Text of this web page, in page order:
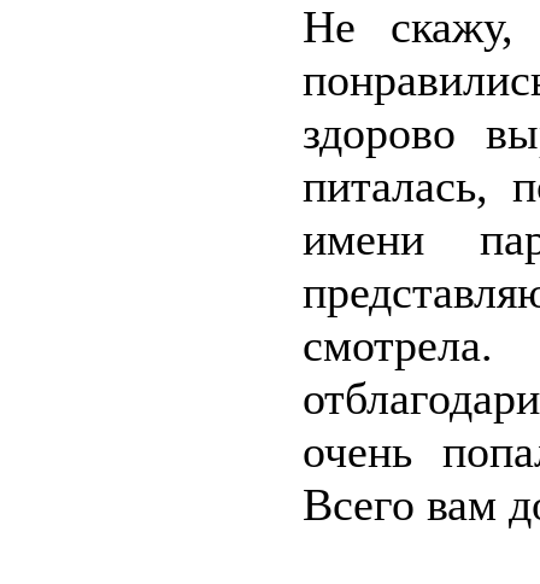
Не скажу,
здорово
питалась,
имени
очень
Всего вам